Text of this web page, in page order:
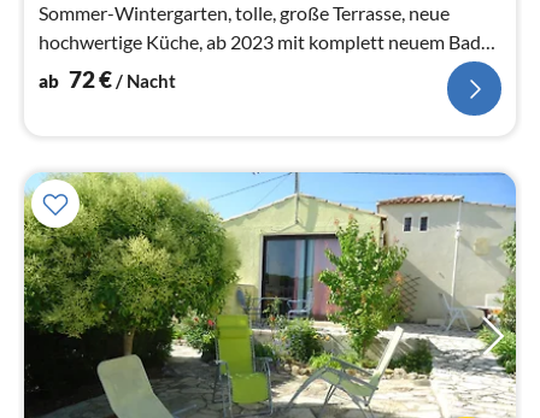
Sommer-Wintergarten, tolle, große Terrasse, neue
hochwertige Küche, ab 2023 mit komplett neuem Bad
und Fliesen , neu Klimaanlage
ab 72€/ Nacht